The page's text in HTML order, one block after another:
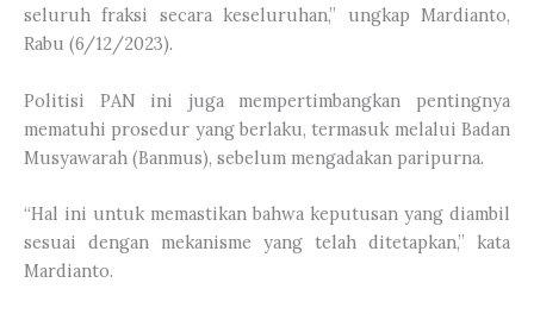
seluruh fraksi secara keseluruhan,” ungkap Mardianto,
Rabu (6/12/2023).
Politisi PAN ini juga mempertimbangkan pentingnya
mematuhi prosedur yang berlaku, termasuk melalui Badan
Musyawarah (Banmus), sebelum mengadakan paripurna.
“Hal ini untuk memastikan bahwa keputusan yang diambil
sesuai dengan mekanisme yang telah ditetapkan,” kata
Mardianto.